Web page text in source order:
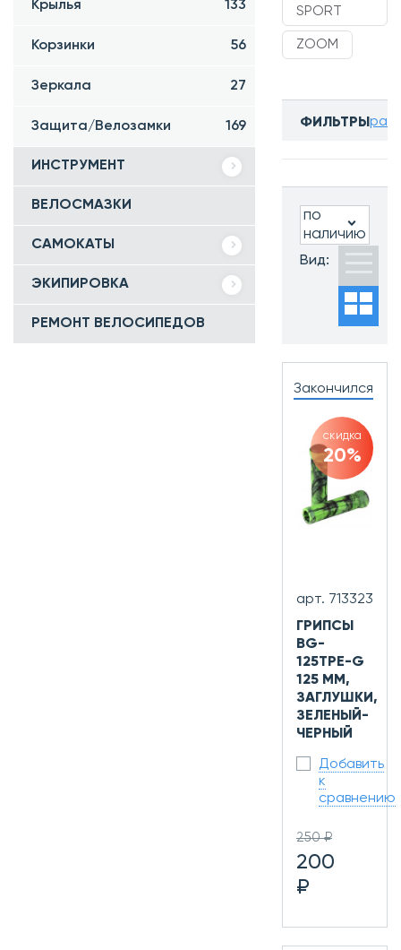
Крылья 133
Корзинки 56
Зеркала 27
Защита/Велозамки 169
ИНСТРУМЕНТ
ВЕЛОСМАЗКИ
САМОКАТЫ
ЭКИПИРОВКА
РЕМОНТ ВЕЛОСИПЕДОВ
SPORT
ZOOM
ФИЛЬТРЫ
Часто ищут:
Новинки
продаж
Распродажа
по
наличию
Вид:
Закончился
скидка
20%
арт. 713323
ГРИПСЫ
BG-
125TPE-G
125 ММ,
ЗАГЛУШКИ,
ЗЕЛЕНЫЙ-
ЧЕРНЫЙ
Добавить
к
сравнению
250 ₽
200
₽